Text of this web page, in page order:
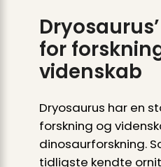
for
videnskab
Dryosaurus har en
forskning og
dinosaurforskning.
tidligste kendte